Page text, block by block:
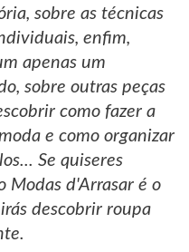
sobre as técnicas
enfim,
apenas um
sobre outras peças
como fazer a
e como organizar
Se quiseres
Modas d'Arrasar é o
descobrir roupa